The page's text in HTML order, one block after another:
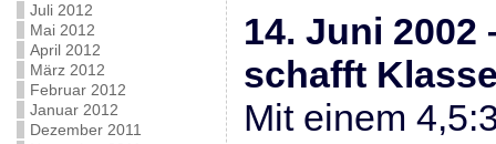
Juli 2012
Mai 2012
April 2012
März 2012
Februar 2012
Januar 2012
Dezember 2011
14. Juni 2002
schafft
Mit einem